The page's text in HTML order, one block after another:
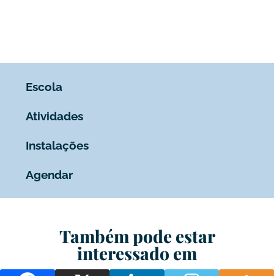
Escola
Atividades
Instalações
Agendar
Também pode estar
interessado em